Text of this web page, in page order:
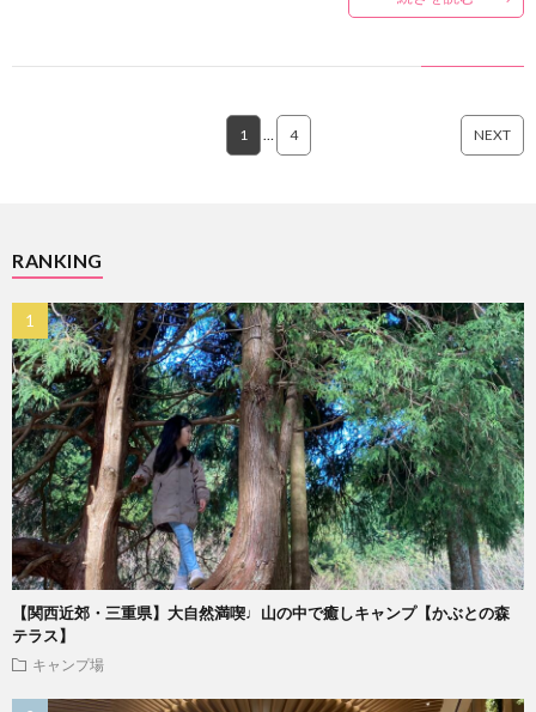
1 … 4 NEXT
RANKING
【関西近郊・三重県】大自然満喫♩山の中で癒しキャンプ【かぶとの森
テラス】
キャンプ場